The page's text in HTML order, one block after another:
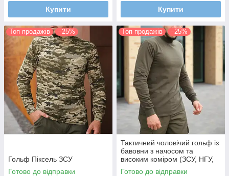
Купити Купити
Топ продажів –25%
Гольф Піксель ЗСУ
Готово до відправки
Топ продажів –25%
Тактичний чоловічий гольф із
бавовни з начосом та
високим коміром (ЗСУ, НГУ,
46-60 р.)
Готово до відправки